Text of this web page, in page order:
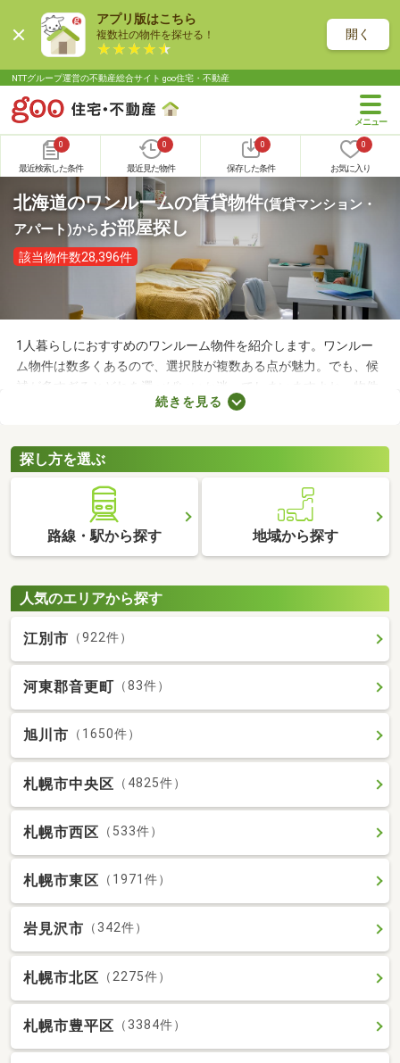
アプリ版はこちら
複数社の物件を探せる！ 開く
NTTグループ運営の不動産総合サイト goo住宅・不動産
0
最近検索した条件
0
最近見た物件
0
保存した条件
0
お気に入り
北海道のワンルームの賃貸物件(賃貸マンション・
アパート)からお部屋探し
該当物件数28,396件
1人暮らしにおすすめのワンルーム物件を紹介します。ワンルー
ム物件は数多くあるので、選択肢が複数ある点が魅力。でも、候
補が多すぎるとどれを選べばいいか迷ってしまいますよね。物件
を選ぶときは、間取り・設備・家賃などをチェックすることがお
を見つけましょう。
続きを見る
探し方を選ぶ
路線・駅から探す 地域から探す
人気のエリアから探す
江別市 （922件）
河東郡音更町 （83件）
旭川市 （1650件）
札幌市中央区 （4825件）
札幌市西区 （533件）
札幌市東区 （1971件）
岩見沢市 （342件）
札幌市北区 （2275件）
札幌市豊平区 （3384件）